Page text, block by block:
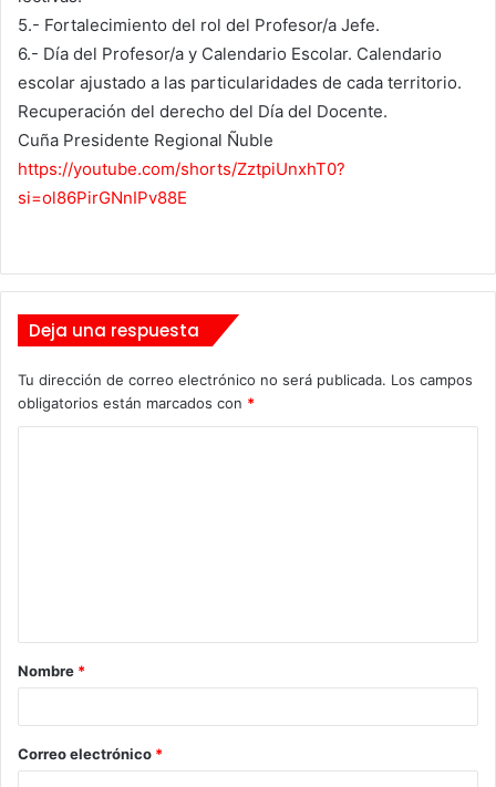
5.- Fortalecimiento del rol del Profesor/a Jefe.
6.- Día del Profesor/a y Calendario Escolar. Calendario
escolar ajustado a las particularidades de cada territorio.
Recuperación del derecho del Día del Docente.
Cuña Presidente Regional Ñuble
https://youtube.com/shorts/ZztpiUnxhT0?
si=ol86PirGNnIPv88E
Deja una respuesta
Tu dirección de correo electrónico no será publicada. Los campos
obligatorios están marcados con *
a
r
*
Nombre *
Correo electrónico *